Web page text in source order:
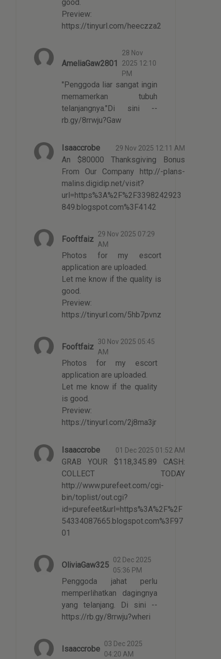
good.
Preview:
https://tinyurl.com/heeczza2
AmeliaGaw2801
28 Nov
2025 12:10
PM
"Penggoda liar sangat ingin
memamerkan tubuh
telanjangnya."Di sini --
rb.gy/8rrwju?Gaw
Isaaccrobe 29 Nov 2025 12:11 AM
An $80000 Thanksgiving Bonus
From Our Company http://-plans-
malins.digidip.net/visit?
url=https%3A%2F%2F3398242923
849.blogspot.com%3F4142
Fooftfaiz
29 Nov 2025 07:29
AM
Photos for my escort
application are uploaded.
Let me know if the quality is
good.
Preview:
https://tinyurl.com/5hb7pvnz
Fooftfaiz
30 Nov 2025 05:45
AM
Photos for my escort
application are uploaded.
Let me know if the quality
is good.
Preview:
https://tinyurl.com/2j8ma3jr
Isaaccrobe 01 Dec 2025 01:52 AM
GRAB YOUR $118,345.89 CASH:
COLLECT TODAY
http://www.purefeet.com/cgi-
bin/toplist/out.cgi?
id=purefeet&url=https%3A%2F%2F
54334087665.blogspot.com%3F97
01
OliviaGaw325
02 Dec 2025
05:36 PM
Penggoda jahat perlu
memperlihatkan dagingnya
yang telanjang. Di sini --
https://rb.gy/8rrwju?wheri
Isaaccrobe
03 Dec 2025
04:20 AM